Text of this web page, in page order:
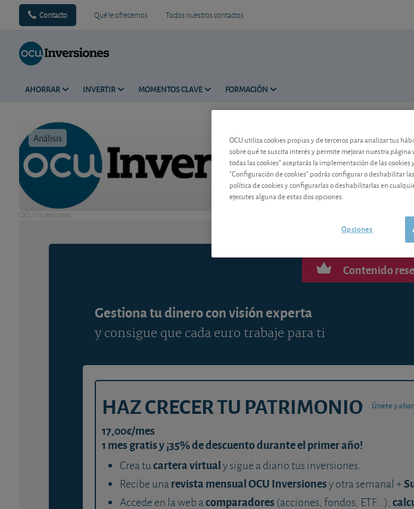
Contacto Qué le ofrecemos Todos nuestros contactos
AHORRAR INVERTIR MOMENTOS CLAVE FORMACIÓN
Análisis Tiempo de lectura: 18 min.
OCU Inversiones
¿Cómo se
Contenido
Gestiona tu dinero con visión experta
y consigue que cada euro trabaje para ti
HAZ CRECER TU PATRIMONIO Únete y
17,00€/mes
1 mes gratis y ¡35% de descuento durante el primer año!
Crea tucartera virtualy sigue a diario tus inversiones.
Recibe unarevista mensual OCU Inversionesy otra semanal +
Accede en la web acomparadores (acciones, fondos, ETF...),
OCU utiliza cookies propias y de terceros para analizar tus
sobre qué te suscita interés y permite mejorar nuestra
todas las cookies" aceptarás la implementación de las
"Configuración de cookies" podrás configurar o deshabilitar
política de cookies y configurarlas o deshabilitarlas en
ejecutes alguna de estas dos opciones.
Opciones